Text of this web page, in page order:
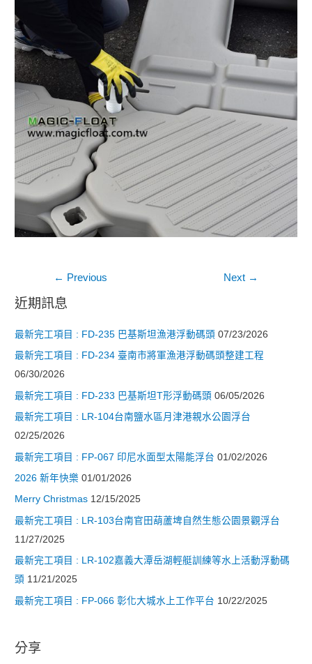
章
導
覽
← Previous Next →
近期訊息
最新完工項目 : FD-235 巴基斯坦漁港浮動碼頭 07/23/2026
最新完工項目 : FD-234 臺南市將軍漁港浮動碼頭整建工程
06/30/2026
最新完工項目 : FD-233 巴基斯坦T形浮動碼頭 06/05/2026
最新完工項目 : LR-104台南鹽水區月津港親水公園浮台
02/25/2026
最新完工項目 : FP-067 印尼水面型太陽能浮台 01/02/2026
2026 新年快樂 01/01/2026
Merry Christmas 12/15/2025
最新完工項目 : LR-103台南官田葫蘆埤自然生態公園景觀浮台
11/27/2025
最新完工項目 : LR-102嘉義大潭岳湖輕艇訓練等水上活動浮動碼
頭 11/21/2025
最新完工項目 : FP-066 彰化大城水上工作平台 10/22/2025
分享